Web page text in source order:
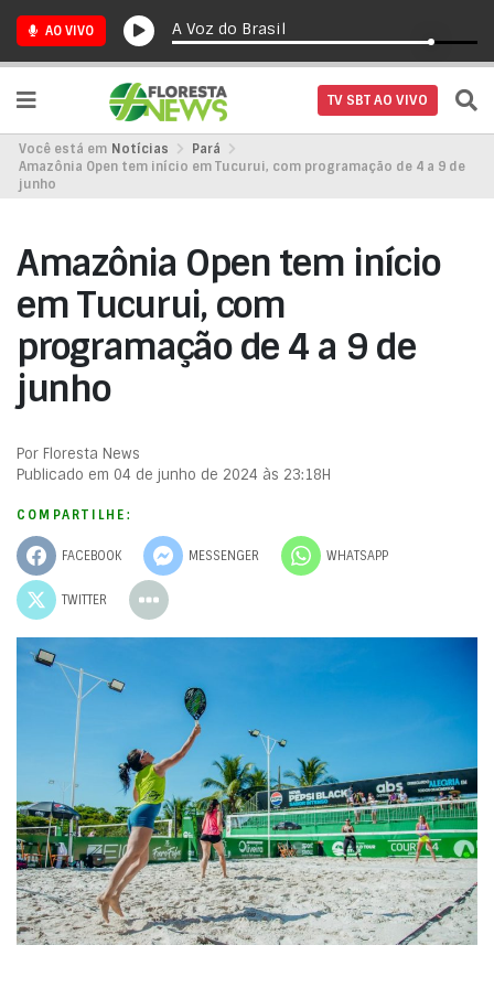
AO VIVO A Voz do Brasil
TV SBT AO VIVO
Você está em Notícias
Pará
Amazônia Open tem início em Tucurui, com programação de 4 a 9 de
junho
Amazônia Open tem início
em Tucurui, com
programação de 4 a 9 de
junho
Por Floresta News
Publicado em 04 de junho de 2024 às 23:18H
COMPARTILHE:
FACEBOOK MESSENGER WHATSAPP
TWITTER